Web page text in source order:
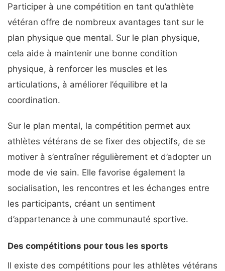
Participer à une compétition en tant qu’athlète
vétéran offre de nombreux avantages tant sur le
plan physique que mental. Sur le plan physique,
cela aide à maintenir une bonne condition
physique, à renforcer les muscles et les
articulations, à améliorer l’équilibre et la
coordination.
Sur le plan mental, la compétition permet aux
athlètes vétérans de se fixer des objectifs, de se
motiver à s’entraîner régulièrement et d’adopter un
mode de vie sain. Elle favorise également la
socialisation, les rencontres et les échanges entre
les participants, créant un sentiment
d’appartenance à une communauté sportive.
Des compétitions pour tous les sports
Il existe des compétitions pour les athlètes vétérans